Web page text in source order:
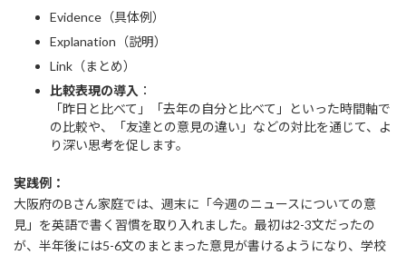
Evidence（具体例）
Explanation（説明）
Link（まとめ）
比較表現の導入 ：
「昨日と比べて」「去年の自分と比べて」といった時間軸で
の比較や、「友達との意見の違い」などの対比を通じて、よ
り深い思考を促します。
実践例：
大阪府のBさん家庭では、週末に「今週のニュースについての意
見」を英語で書く習慣を取り入れました。最初は2-3文だったの
が、半年後には5-6文のまとまった意見が書けるようになり、学校